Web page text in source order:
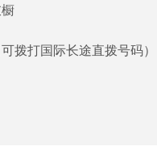
拨打国际长途直拨号码）